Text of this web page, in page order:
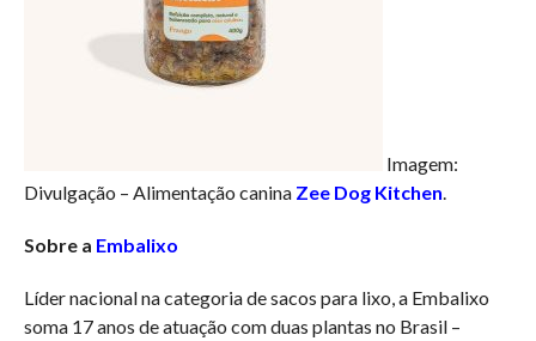
Imagem:
Divulgação – Alimentação canina Zee Dog Kitchen.
Sobre a Embalixo
Líder nacional na categoria de sacos para lixo, a Embalixo
soma 17 anos de atuação com duas plantas no Brasil –